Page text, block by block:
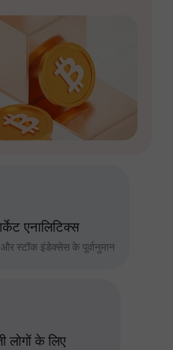
एनालिटिक्स
स्टॉक इंडेक्सेस के पूर्वानुमान
लोगों के लिए